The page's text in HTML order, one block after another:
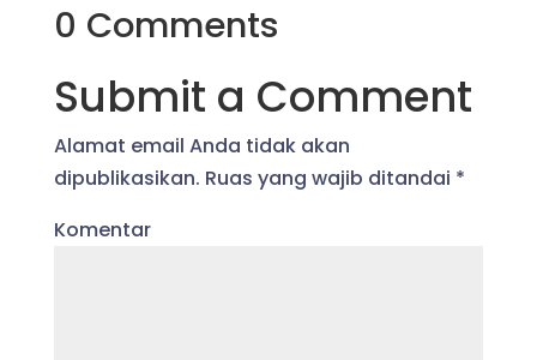
0 Comments
Submit a Comment
Alamat email Anda tidak akan
dipublikasikan. Ruas yang wajib ditandai *
Komentar